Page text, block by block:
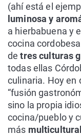
(ahí está el
luminosa y
a hierbabuena y
cocina
detres culturas
todas ellas
culinaria. Hoy en
“fusión
sino la propia
cocina/pueblo y
más multicultural